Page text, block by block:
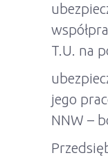
T.U. na
jego
NNW –